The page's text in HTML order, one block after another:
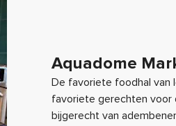
Aquadome
De favoriete foodhal van
favoriete gerechten voor
bijgerecht van